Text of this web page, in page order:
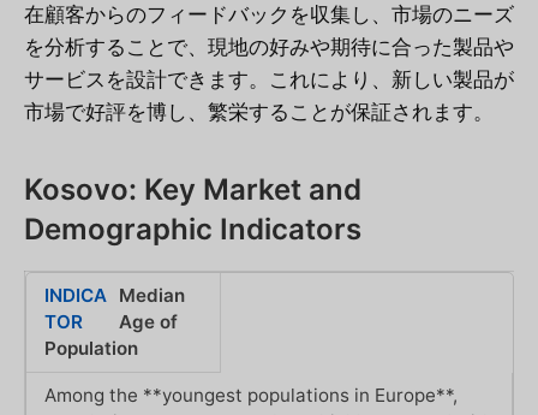
在顧客からのフィードバックを収集し、市場のニーズ
を分析することで、現地の好みや期待に合った製品や
サービスを設計できます。これにより、新しい製品が
市場で好評を博し、繁栄することが保証されます。
Kosovo: Key Market and
Demographic Indicators
Median
Age of
Population
Among the **youngest populations in Europe**,